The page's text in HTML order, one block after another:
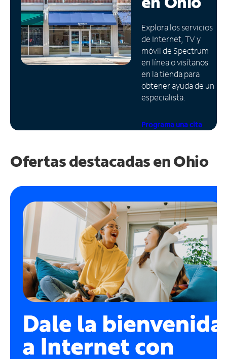
Administrar
cuenta
Encuentra
una
tienda
Explora los servicios
de Internet, TV y
móvil de Spectrum
en línea o visítanos
en la tienda para
obtener ayuda de un
especialista.
Programa una cita
Ofertas destacadas enOhio